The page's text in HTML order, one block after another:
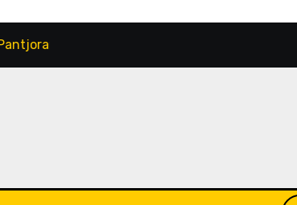
Wisata Unik dengan Nuansa Pecinan